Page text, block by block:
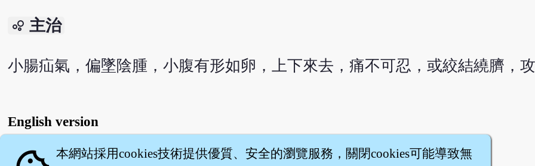
bubble_chart 主治
小腸疝氣，偏墜陰腫，小腹有形如卵，上下來去，痛不可忍，或絞結繞臍，攻
English version
本網站採用cookies技術提供優質、安全的瀏覽服務，關閉cookies可能導致無